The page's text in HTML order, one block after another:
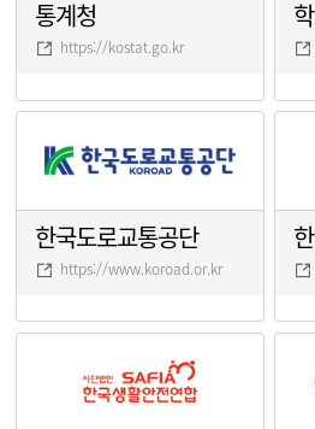
통계청
https://kostat.go.kr
한국도로교통공단
https://www.koroad.or.kr